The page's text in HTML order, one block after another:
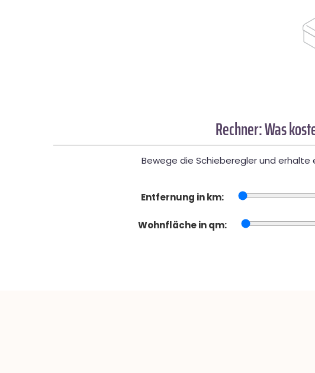
Rechner: Was
Bewege die Schieberegler und
Entfernung in km:
Wohnfläche in qm: